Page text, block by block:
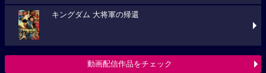
キングダム 大将軍の帰還
動画配信作品をチェック